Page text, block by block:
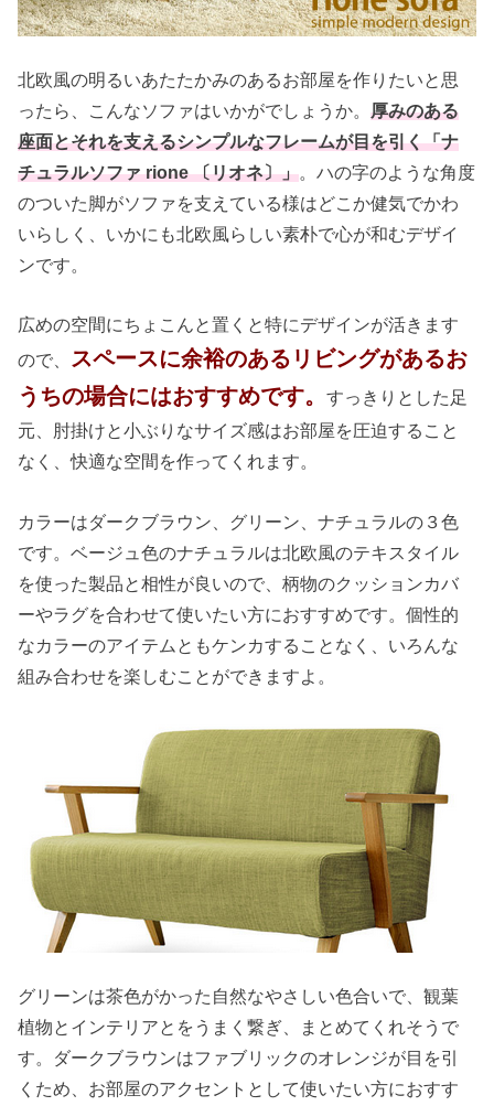
北欧風の明るいあたたかみのあるお部屋を作りたいと思
ったら、こんなソファはいかがでしょうか。厚みのある
座面とそれを支えるシンプルなフレームが目を引く「ナ
チュラルソファ rione 〔リオネ〕」。ハの字のような角度
のついた脚がソファを支えている様はどこか健気でかわ
いらしく、いかにも北欧風らしい素朴で心が和むデザイ
ンです。
広めの空間にちょこんと置くと特にデザインが活きます
ので、 スペースに余裕のあるリビングがあるお
うちの場合にはおすすめです。すっきりとした足
元、肘掛けと小ぶりなサイズ感はお部屋を圧迫すること
なく、快適な空間を作ってくれます。
カラーはダークブラウン、グリーン、ナチュラルの３色
です。ベージュ色のナチュラルは北欧風のテキスタイル
を使った製品と相性が良いので、柄物のクッションカバ
ーやラグを合わせて使いたい方におすすめです。個性的
なカラーのアイテムともケンカすることなく、いろんな
組み合わせを楽しむことができますよ。
グリーンは茶色がかった自然なやさしい色合いで、観葉
植物とインテリアとをうまく繋ぎ、まとめてくれそうで
す。ダークブラウンはファブリックのオレンジが目を引
くため、お部屋のアクセントとして使いたい方におすす